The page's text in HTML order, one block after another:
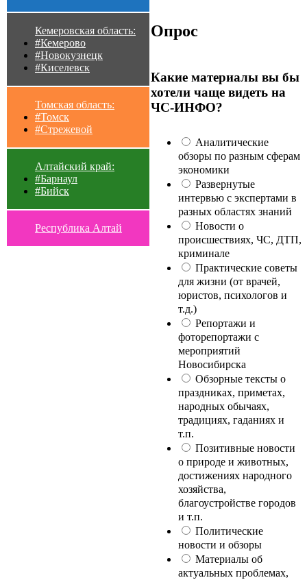
Кемеровская область:
#Кемерово
#Новокузнецк
#Киселевск
Томская область:
#Томск
#Стрежевой
Алтайский край:
#Барнаул
#Бийск
Республика Алтай
Опрос
Какие материалы вы бы
хотели чаще видеть на
ЧС-ИНФО?
Аналитические
обзоры по разным сферам
экономики
Развернутые
интервью с экспертами в
разных областях знаний
Новости о
происшествиях, ЧС, ДТП,
криминале
Практические советы
для жизни (от врачей,
юристов, психологов и
т.д.)
Репортажи и
фоторепортажи с
мероприятий
Новосибирска
Обзорные тексты о
праздниках, приметах,
народных обычаях,
традициях, гаданиях и
т.п.
Позитивные новости
о природе и животных,
достижениях народного
хозяйства,
благоустройстве городов
и т.п.
Политические
новости и обзоры
Материалы об
актуальных проблемах,